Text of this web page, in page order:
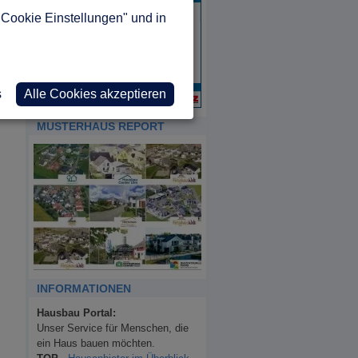
MUSTERHAUS REPORT
INFORMATIONEN
Hausbau Portal:
Unser Service für Menschen, die
ein Haus bauen möchten.
Einstellungen" und in
Alle Cookies akzeptieren